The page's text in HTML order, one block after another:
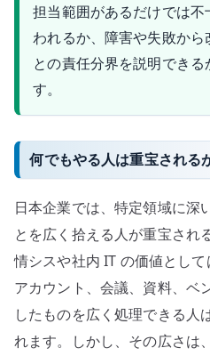
担当範囲があるだけでは
われるか、障害や失敗か
との責任分界を説明でき
す。
何でもやる人は重宝される
日本企業では、特定領域に深
とを広く拾える人が重宝され
情シスや社内 IT の価値として
アカウント、会議、資料、ベ
したものを広く処理できる人
れます。しかし、その広さは